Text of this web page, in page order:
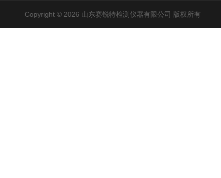
Copyright © 2026 山东赛锐特检测仪器有限公司 版权所有